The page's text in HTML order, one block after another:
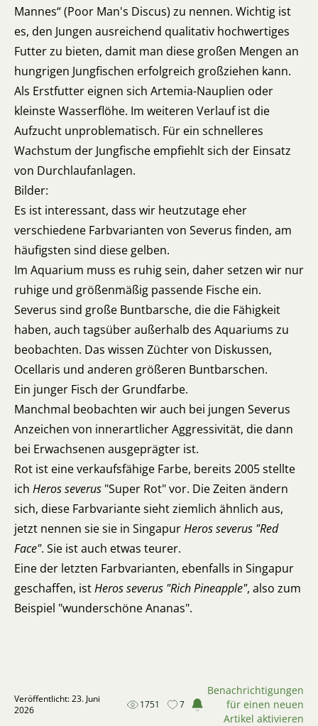
Mannes“ (Poor Man's Discus) zu nennen. Wichtig ist
es, den Jungen ausreichend qualitativ hochwertiges
Futter zu bieten, damit man diese großen Mengen an
hungrigen Jungfischen erfolgreich großziehen kann.
Als Erstfutter eignen sich Artemia-Nauplien oder
kleinste Wasserflöhe. Im weiteren Verlauf ist die
Aufzucht unproblematisch. Für ein schnelleres
Wachstum der Jungfische empfiehlt sich der Einsatz
von Durchlaufanlagen.
Bilder:
Es ist interessant, dass wir heutzutage eher
verschiedene Farbvarianten von Severus finden, am
häufigsten sind diese gelben.
Im Aquarium muss es ruhig sein, daher setzen wir nur
ruhige und größenmäßig passende Fische ein.
Severus sind große Buntbarsche, die die Fähigkeit
haben, auch tagsüber außerhalb des Aquariums zu
beobachten. Das wissen Züchter von Diskussen,
Ocellaris und anderen größeren Buntbarschen.
Ein junger Fisch der Grundfarbe.
Manchmal beobachten wir auch bei jungen Severus
Anzeichen von innerartlicher Aggressivität, die dann
bei Erwachsenen ausgeprägter ist.
Rot ist eine verkaufsfähige Farbe, bereits 2005 stellte
ich Heros severus "Super Rot" vor. Die Zeiten ändern
sich, diese Farbvariante sieht ziemlich ähnlich aus,
jetzt nennen sie sie in SingapurHeros severus "Red
Face". Sie ist auch etwas teurer.
Eine der letzten Farbvarianten, ebenfalls in Singapur
geschaffen, istHeros severus "Rich Pineapple", also zum
Beispiel "wunderschöne Ananas".
Veröffentlicht: 23. Juni
2026
1751 7
Benachrichtigungen
für einen neuen
Artikel aktivieren